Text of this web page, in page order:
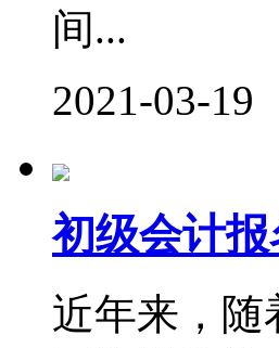
间...
2021-03-19
初级会计
近年来，随